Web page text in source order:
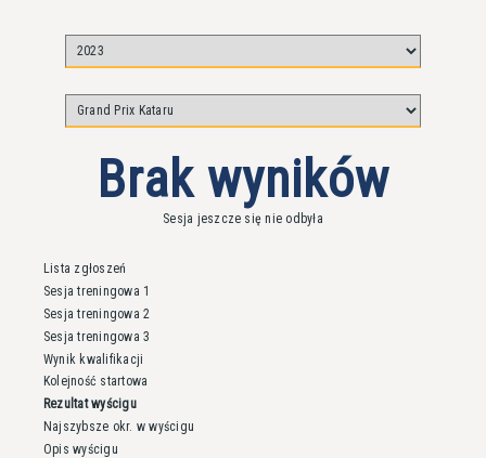
Brak wyników
Sesja jeszcze się nie odbyła
Lista zgłoszeń
Sesja treningowa 1
Sesja treningowa 2
Sesja treningowa 3
Wynik kwalifikacji
Kolejność startowa
Rezultat wyścigu
Najszybsze okr. w wyścigu
Opis wyścigu